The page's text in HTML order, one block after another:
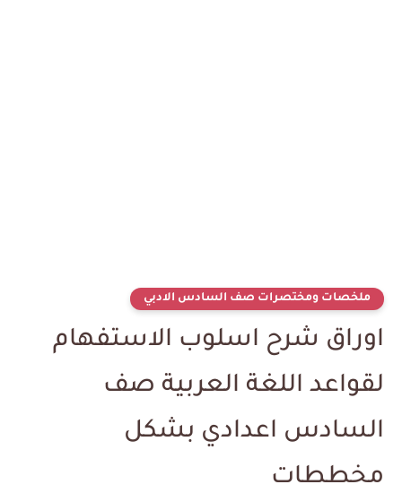
ملخصات ومختصرات صف السادس الادبي
اوراق شرح اسلوب الاستفهام
لقواعد اللغة العربية صف
السادس اعدادي بشكل
مخططات